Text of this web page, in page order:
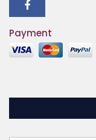
Payment